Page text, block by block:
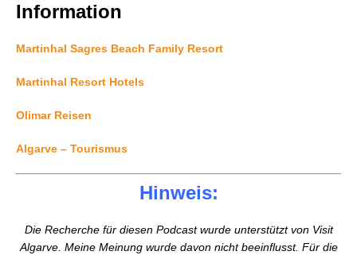
Information
Martinhal Sagres Beach Family Resort
Martinhal Resort Hotels
Olimar Reisen
Algarve – Tourismus
Hinweis:
Die Recherche für diesen Podcast wurde unterstützt von Visit
Algarve. Meine Meinung wurde davon nicht beeinflusst. Für die